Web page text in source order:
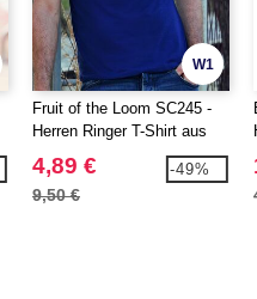
W1
Fruit of the Loom SC245 -
Herren Ringer T-Shirt aus
100% Baumwolle
4,89 €
9,50 €
-49%